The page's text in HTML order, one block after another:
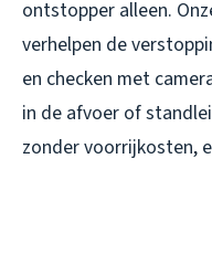
ontstopper alleen.
verhelpen de
en checken met
in de afvoer of
zonder voorrijkosten,